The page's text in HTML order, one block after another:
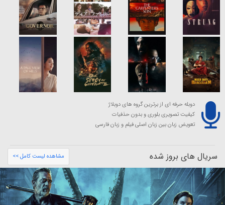
دوبله حرفه ای از برترین گروه های دوبلاژ
کیفیت تصویری بلوری و بدون حذفیات
تعویض زبان بین زبان اصلی فیلم و زبان فارسی
سریال های بروز شده مشاهده لیست کامل >>